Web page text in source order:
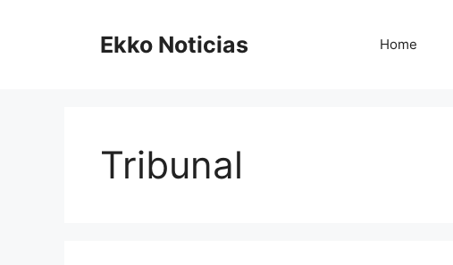
Ekko Noticias Home
Tribunal